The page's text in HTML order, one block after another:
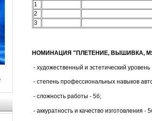
1
2
3
НОМИНАЦИЯ "ПЛЕТЕНИЕ, ВЫШИВКА,
- художественный и эстетический уровень
- степень профессиональных навыков
- сложность работы - 5б;
- аккуратность и качество изготовления -